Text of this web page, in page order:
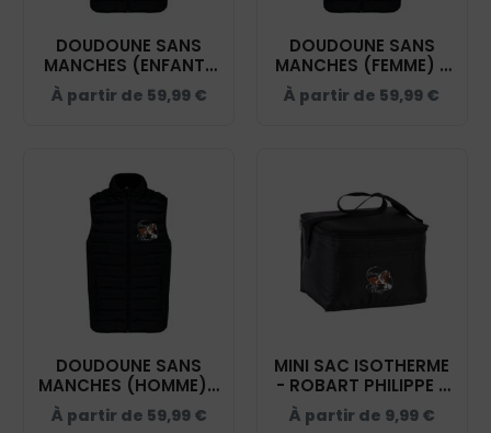
DOUDOUNE SANS
MANCHES (ENFANT)
- ROBART PHILIPPE -
NOIR - K6115
À partir de 59,99 €
DOUDOUNE SANS
MANCHES (FEMME) -
ROBART PHILIPPE -
NOIR - K6114
À partir de 59,99 €
DOUDOUNE SANS
MANCHES (HOMME) -
ROBART PHILIPPE -
NOIR - K6113
À partir de 59,99 €
MINI SAC ISOTHERME
- ROBART PHILIPPE -
NOIR - KI0345
À partir de 9,99 €